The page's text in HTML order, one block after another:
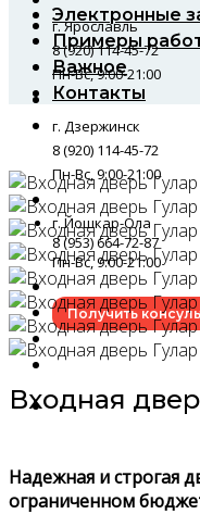
г. Ярославль
8 (920) 114-45-72
Пн-Вс, 9:00-21:00
г. Дзержинск
8 (920) 114-45-72
Пн-Вс, 9:00-21:00
г. Йошкар-Ола
8 (953) 664-72-87
Пн-Вс, 9:00-21:00
Получить
Электронные
Примеры
Важное
Контакты
Входная
Надежная и строгая
ограниченном